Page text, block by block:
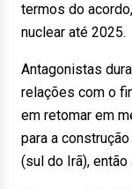
termos do
nuclear até 2025.
Antagonistas
relações com o
em retomar em
para a
(sul do Irã), então